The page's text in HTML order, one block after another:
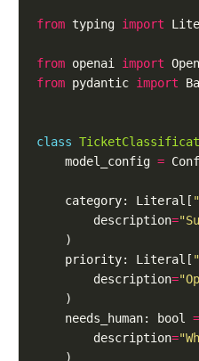
from typing import
from openai import
from pydantic import
class
    model_config
=
    category: Literal[
        description
=
    priority: Literal[
        description
=
    needs_human: bool
=
        description
=